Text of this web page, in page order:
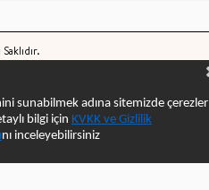
sunabilmek adına sitemizde çerezler
bilgi için KVKK ve Gizlilik
nı inceleyebilirsiniz